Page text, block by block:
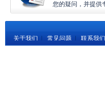
您的疑问，并提供
关于我们 常见问题 联系我们